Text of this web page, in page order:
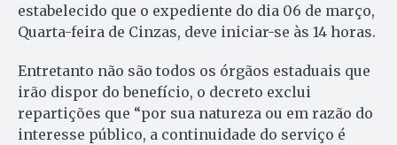
estabelecido que o expediente do dia 06 de março,
Quarta-feira de Cinzas, deve iniciar-se às 14 horas.
Entretanto não são todos os órgãos estaduais que
irão dispor do benefício, o decreto exclui
repartições que “por sua natureza ou em razão do
interesse público, a continuidade do serviço é